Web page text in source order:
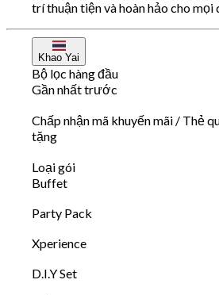
trí thuận tiện và hoàn hảo cho
Khao Yai
Bộ lọc hàng đầu
Gần nhất trước
Chấp nhận mã khuyến mãi / Thẻ
tặng
Loại gói
Buffet
Party Pack
Xperience
D.I.Y Set